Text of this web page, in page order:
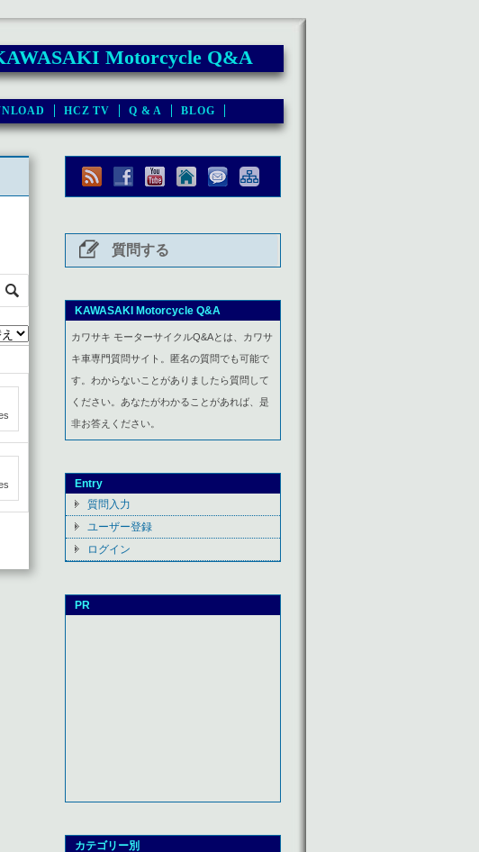
Motorcycle Q&A
HCZ TV Q & A BLOG
質問する
KAWASAKI Motorcycle Q&A
カワサキ モーターサイクルQ&Aとは、カワサ
キ車専門質問サイト。匿名の質問でも可能で
す。わからないことがありましたら質問して
ください。あなたがわかることがあれば、是
非お答えください。
Entry
質問入力
ユーザー登録
ログイン
PR
カテゴリー別